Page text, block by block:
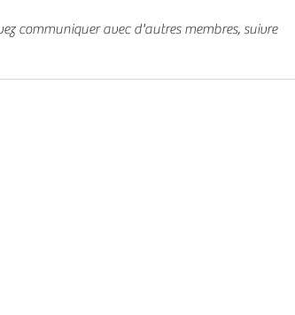
communiquer avec d'autres membres, suivre